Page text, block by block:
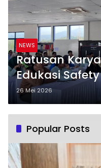
NEWS
Ratusan
Edukasi
Banten
26 Mei 2026
Popular Posts